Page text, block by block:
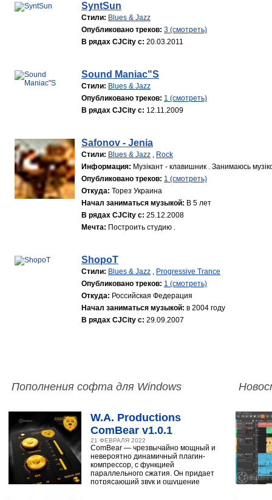
SyntSun
Стили: Blues & Jazz
Опубликовано треков: 3 (смотреть)
В рядах CJCity с: 20.03.2011
Sound Maniac"S
Стили: Blues & Jazz
Опубликовано треков: 1 (смотреть)
В рядах CJCity с: 12.11.2009
Safonov - Jenia
Стили: Blues & Jazz , Rock
Информация: Музікант - клавишник . Занимаюсь
Опубликовано треков: 1 (смотреть)
Откуда: Торез Украина
Начал заниматься музыкой: В 5 лет
В рядах CJCity с: 25.12.2008
Мечта: Построить студию .
ShopoT
Стили: Blues & Jazz , Progressive Trance
Опубликовано треков: 1 (смотреть)
Откуда: Российская Федерация
Начал заниматься музыкой: в 2004 году
В рядах CJCity с: 29.09.2007
Пополнения софта для Windows
W.A. Productions
ComBear v1.0.1
21 ФЕВРАЛЯ 2022
ComBear — чрезвычайно мощный и
невероятно динамичный плагин-
компрессор, с функцией
параллельного сжатия. Он придает
потрясающий звук и ощущение